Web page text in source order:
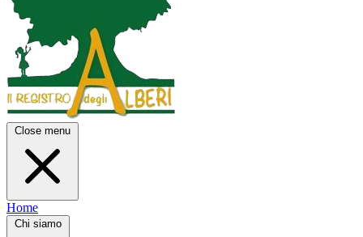
Close menu
Home
Chi siamo